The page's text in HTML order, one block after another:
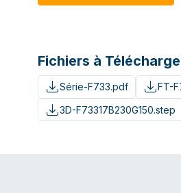
Fichiers à
Série-F733.pdf
FT-
3D-F73317B230G150.step